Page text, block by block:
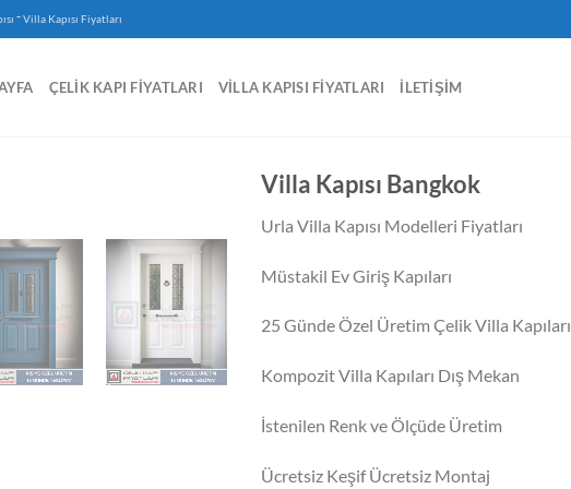
-Villa Kapısı Fiyatları
ÇELIK KAPI FIYATLARI VILLA KAPISI FIYATLARI İLETIŞIM
Villa Kapısı Bangkok
Urla Villa Kapısı Modelleri Fiyatları
Müstakil Ev Giriş Kapıları
25 Günde Özel Üretim Çelik Villa Kapıları
Kompozit Villa Kapıları Dış Mekan
İstenilen Renk ve Ölçüde Üretim
Ücretsiz Keşif Ücretsiz Montaj